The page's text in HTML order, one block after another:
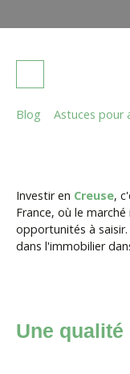
Blog Astuces pour
Investir en Creuse,
France, où le
opportunités à
dans l'immobilier
Une